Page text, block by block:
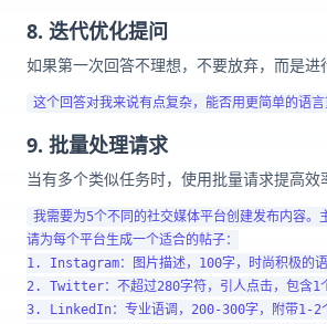
8. 迭代优化提问
如果第一次回答不理想，不要放弃，而是进
9. 批量处理请求
当有多个类似任务时，使用批量请求提高效
我需要为5个不同的社交媒体平台创建发布内容。
请为每个平台生成一个适合的帖子：
1. Instagram：图片描述，100字，时尚积极的
2. Twitter：不超过280字符，引人点击，包含1
3. LinkedIn：专业语调，200-300字，附带1-2